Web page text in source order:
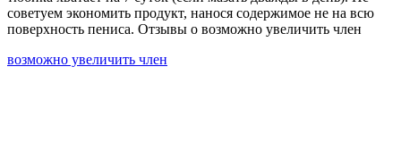
советуем экономить продукт, нанося содержимое не на всю
поверхность пениса. Отзывы о возможно увеличить член
возможно увеличить член